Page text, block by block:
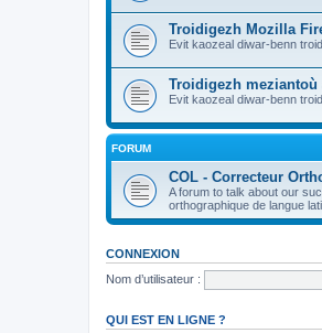
Troidigezh Mozilla
Evit kaozeal diwar-benn
Troidigezh
Evit kaozeal diwar-benn
FORUM
COL - Correcteur
A forum to talk about our
orthographique de langue
CONNEXION
Nom d’utilisateur :
QUI EST EN LIGNE ?